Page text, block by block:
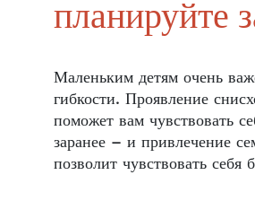
планируйте
Маленьким детям очень
гибкости. Проявление
поможет вам чувствовать
заранее – и привлечение
позволит чувствовать себя